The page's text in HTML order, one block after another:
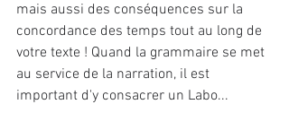
mais aussi des conséquences sur la
concordance des temps tout au long de
votre texte ! Quand la grammaire se met
au service de la narration, il est
important d'y consacrer un Labo...